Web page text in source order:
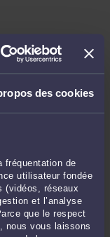
des cookies
fréquentation de
utilisateur fondée
(vidéos, réseaux
et l’analyse
que le respect
nous vous laissons
SAUT VERS LA
qualifiait
de grossesse
t-il un motif
identifié d'arrêt
fondé sur un